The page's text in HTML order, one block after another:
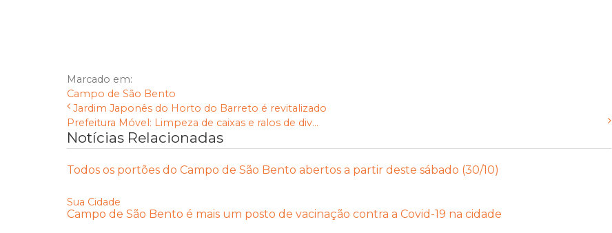
Marcado em:
Campo de São Bento
Jardim Japonês do Horto do Barreto é revitalizado
Prefeitura Móvel: Limpeza de caixas e ralos de div...
Notícias Relacionadas
Todos os portões do Campo de São Bento abertos a partir deste sábado (30/10)
Sua Cidade
Campo de São Bento é mais um posto de vacinação contra a Covid-19 na cidade